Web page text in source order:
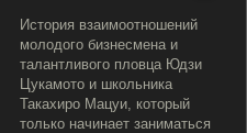
История взаимоотношений
молодого бизнесмена и
талантливого пловца Юдзи
Цукамото и школьника
Такахиро Мацуи, который
только начинает заниматься